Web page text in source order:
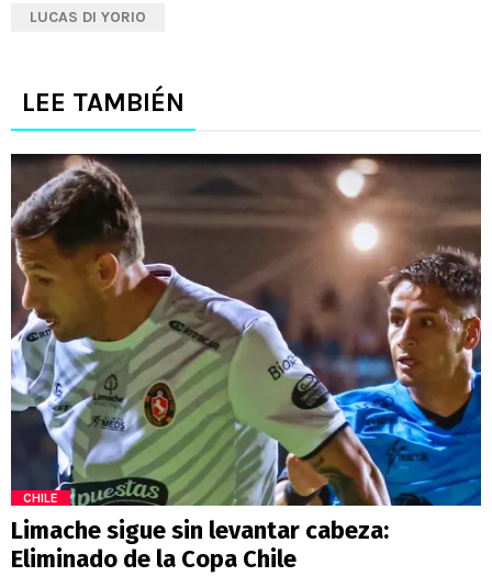
LUCAS DI YORIO
LEE TAMBIÉN
CHILE
Limache sigue sin levantar cabeza:
Eliminado de la Copa Chile